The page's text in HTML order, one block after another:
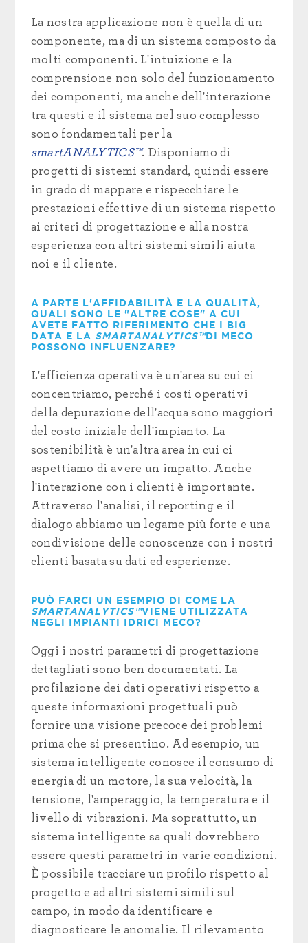
La nostra applicazione non è quella di un
componente, ma di un sistema composto da
molti componenti. L'intuizione e la
comprensione non solo del funzionamento
dei componenti, ma anche dell'interazione
tra questi e il sistema nel suo complesso
sono fondamentali per la
smartANALYTICS™. Disponiamo di
progetti di sistemi standard, quindi essere
in grado di mappare e rispecchiare le
prestazioni effettive di un sistema rispetto
ai criteri di progettazione e alla nostra
esperienza con altri sistemi simili aiuta
noi e il cliente.
A PARTE L'AFFIDABILITÀ E LA QUALITÀ,
QUALI SONO LE "ALTRE COSE" A CUI
AVETE FATTO RIFERIMENTO CHE I BIG
DATA E LA SMARTANALYTICS™DI MECO
POSSONO INFLUENZARE?
L'efficienza operativa è un'area su cui ci
concentriamo, perché i costi operativi
della depurazione dell'acqua sono maggiori
del costo iniziale dell'impianto. La
sostenibilità è un'altra area in cui ci
aspettiamo di avere un impatto. Anche
l'interazione con i clienti è importante.
Attraverso l'analisi, il reporting e il
dialogo abbiamo un legame più forte e una
condivisione delle conoscenze con i nostri
clienti basata su dati ed esperienze.
PUÒ FARCI UN ESEMPIO DI COME LA
SMARTANALYTICS™VIENE UTILIZZATA
NEGLI IMPIANTI IDRICI MECO?
Oggi i nostri parametri di progettazione
dettagliati sono ben documentati. La
profilazione dei dati operativi rispetto a
queste informazioni progettuali può
fornire una visione precoce dei problemi
prima che si presentino. Ad esempio, un
sistema intelligente conosce il consumo di
energia di un motore, la sua velocità, la
tensione, l'amperaggio, la temperatura e il
livello di vibrazioni. Ma soprattutto, un
sistema intelligente sa quali dovrebbero
essere questi parametri in varie condizioni.
È possibile tracciare un profilo rispetto al
progetto e ad altri sistemi simili sul
campo, in modo da identificare e
diagnosticare le anomalie. Il rilevamento